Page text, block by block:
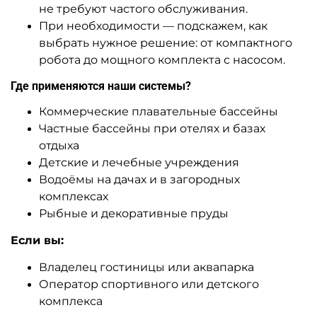
не требуют частого обслуживания.
При необходимости — подскажем, как
выбрать нужное решение: от компактного
робота до мощного комплекта с насосом.
Где применяются наши системы?
Коммерческие плавательные бассейны
Частные бассейны при отелях и базах
отдыха
Детские и лечебные учреждения
Водоёмы на дачах и в загородных
комплексах
Рыбные и декоративные пруды
Если вы:
Владелец гостиницы или аквапарка
Оператор спортивного или детского
комплекса